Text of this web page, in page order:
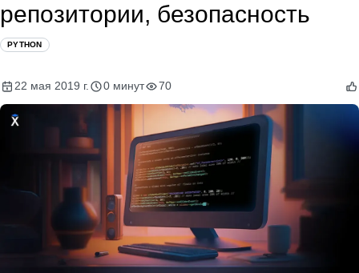
репозитории, безопасность
PYTHON
22 мая 2019 г. 0 минут 70